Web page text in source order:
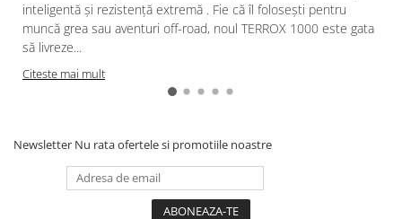
inteligentă și rezistență extremă . Fie că îl folosești pentru
muncă grea sau aventuri off-road, noul TERROX 1000 este gata
să livreze...
Citeste mai mult
Newsletter Nu rata ofertele si promotiile noastre